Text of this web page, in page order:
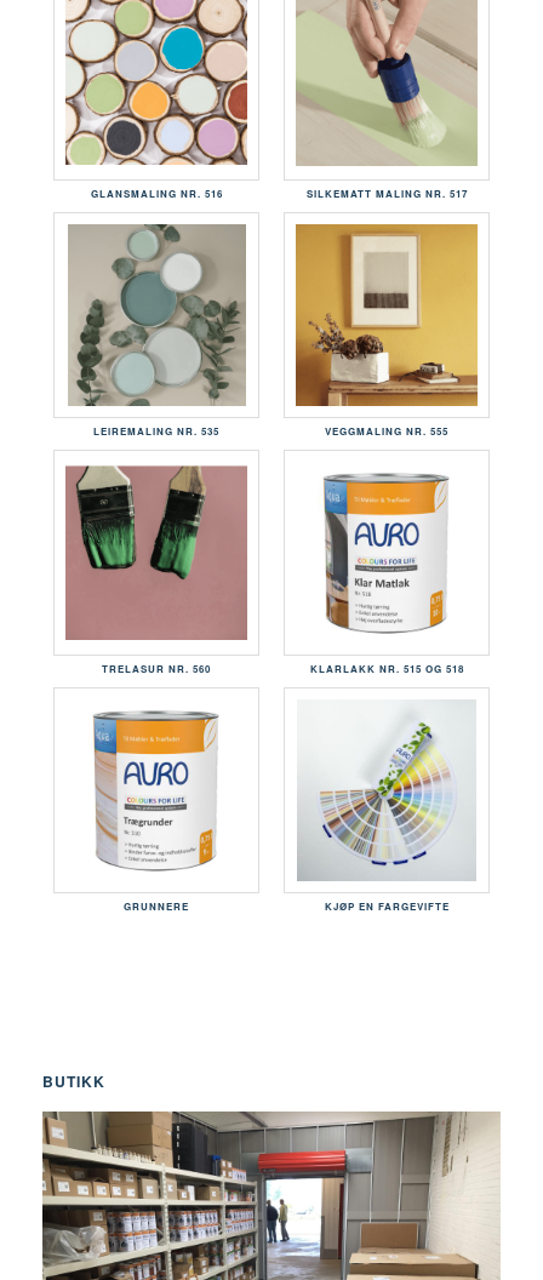
GLANSMALING NR. 516 SILKEMATT MALING NR. 517
LEIREMALING NR. 535 VEGGMALING NR. 555
TRELASUR NR. 560 KLARLAKK NR. 515 OG 518
GRUNNERE KJØP EN FARGEVIFTE
BUTIKK